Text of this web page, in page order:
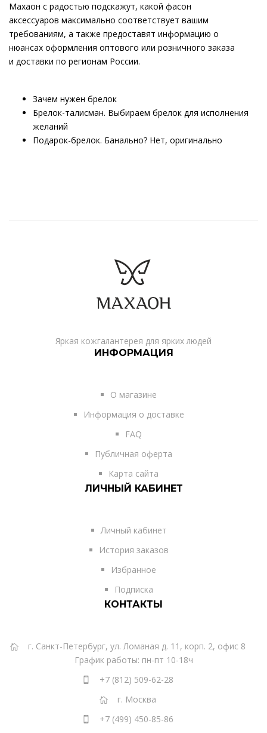
Махаон с радостью подскажут, какой фасон
аксессуаров максимально соответствует вашим
требованиям, а также предоставят информацию о
нюансах оформления оптового или розничного заказа
и доставки по регионам России.
Зачем нужен брелок
Брелок-талисман. Выбираем брелок для исполнения
желаний
Подарок-брелок. Банально? Нет, оригинально
Яркая кожгалантерея для ярких людей
ИНФОРМАЦИЯ
О магазине
Информация о доставке
FAQ
Публичная оферта
Карта сайта
ЛИЧНЫЙ КАБИНЕТ
Личный кабинет
История заказов
Избранное
Подписка
КОНТАКТЫ
г. Санкт-Петербург, ул. Ломаная д. 11, корп. 2, офис 8
График работы: пн-пт 10-18ч
+7 (812) 509-62-28
г. Москва
+7 (499) 450-85-86